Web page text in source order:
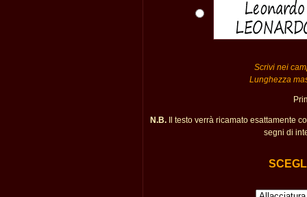
Scrivi nei
Lunghezza
N.B. Il testo verrà ricamato esattamente
segni di